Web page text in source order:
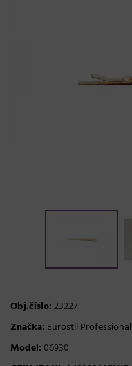
Obj.číslo:23227
Značka:Eurostil Professional
Model:06930